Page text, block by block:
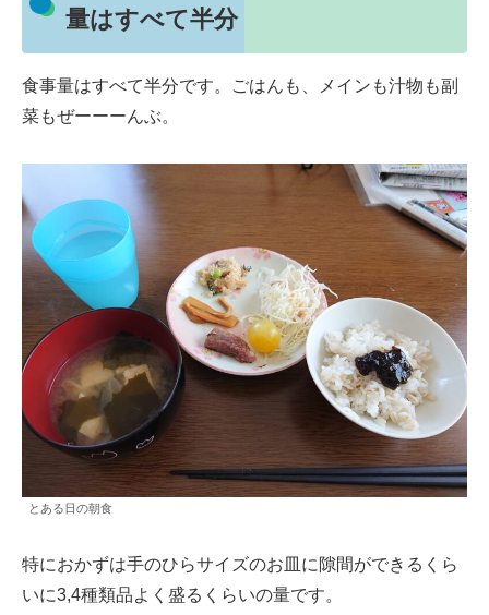
量はすべて半分
食事量はすべて半分です。ごはんも、メインも汁物も副
菜もぜーーーんぶ。
とある日の朝食
特におかずは手のひらサイズのお皿に隙間ができるくら
いに3,4種類品よく盛るくらいの量です。